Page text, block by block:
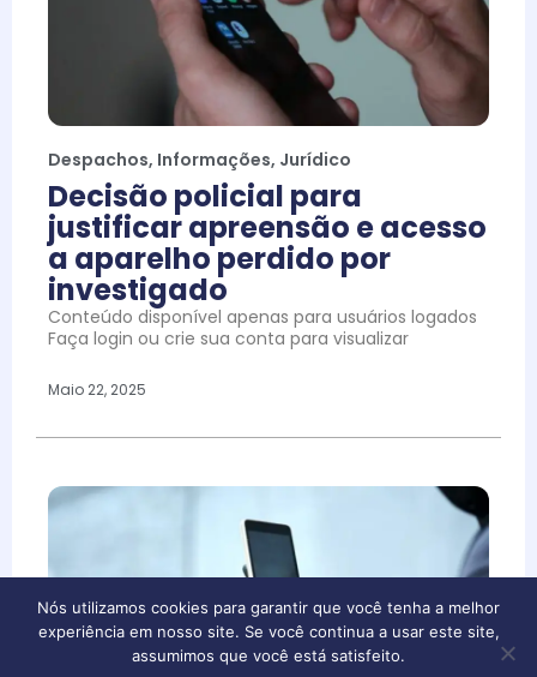
Despachos, Informações, Jurídico
Decisão policial para
justificar apreensão e acesso
a aparelho perdido por
investigado
Conteúdo disponível apenas para usuários logados
Faça login ou crie sua conta para visualizar
Maio 22, 2025
Nós utilizamos cookies para garantir que você tenha a melhor
experiência em nosso site. Se você continua a usar este site,
assumimos que você está satisfeito.